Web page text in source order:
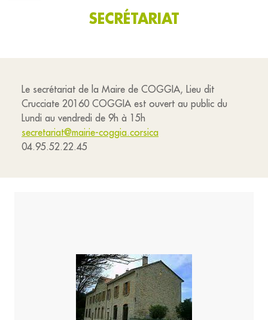
SECRÉTARIAT
Le secrétariat de la Maire de COGGIA, Lieu dit
Crucciate 20160 COGGIA est ouvert au public du
Lundi au vendredi de 9h à 15h
secretariat@mairie-coggia.corsica
04.95.52.22.45